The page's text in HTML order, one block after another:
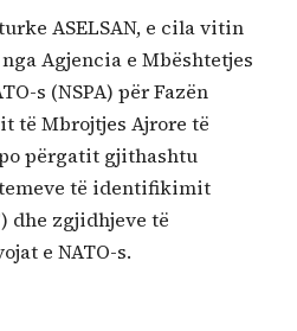
ASELSAN, e cila vitin
Agjencia e Mbështetjes
s (NSPA) për Fazën
të Mbrojtjes Ajrore të
përgatit gjithashtu
të identifikimit
dhe zgjidhjeve të
e NATO-s.